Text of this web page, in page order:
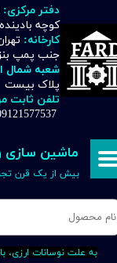
دفتر مرکزی:
کوچه
کارخانه:
جنب پمپ
شعبه شمال
پلاک بیست
تلفن ثابت
09121577537
ماشین سازی
بیش از یک قرن
حساب کاربری من
تغییر گذر واژه
خروج از حساب
به علت نوسانات ارزی،